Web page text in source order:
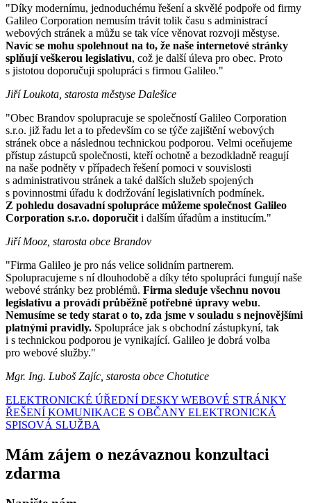
"Díky modernímu, jednoduchému řešení a skvělé podpoře od firmy
Galileo Corporation nemusím trávit tolik času s administrací
webových stránek a můžu se tak více věnovat rozvoji městyse.
Navíc se mohu spolehnout na to, že naše internetové stránky
splňují veškerou legislativu, což je další úleva pro obec. Proto
s jistotou doporučuji spolupráci s firmou Galileo."
Jiří Loukota, starosta městyse Dalešice
"Obec Brandov spolupracuje se společností Galileo Corporation
s.r.o. již řadu let a to především co se týče zajištění webových
stránek obce a následnou technickou podporou. Velmi oceňujeme
přístup zástupců společnosti, kteří ochotně a bezodkladně reagují
na naše podněty v případech řešení pomoci v souvislosti
s administrativou stránek a také dalších služeb spojených
s povinnostmi úřadu k dodržování legislativních podmínek.
Z pohledu dosavadní spolupráce můžeme společnost Galileo
Corporation s.r.o. doporučit i dalším úřadům a institucím."
Jiří Mooz, starosta obce Brandov
"Firma Galileo je pro nás velice solidním partnerem.
Spolupracujeme s ní dlouhodobě a díky této spolupráci fungují naše
webové stránky bez problémů. Firma sleduje všechnu novou
legislativu a provádí průběžně potřebné úpravy webu.
Nemusíme se tedy starat o to, zda jsme v souladu s nejnovějšími
platnými pravidly. Spolupráce jak s obchodní zástupkyní, tak
i s technickou podporou je vynikající. Galileo je dobrá volba
pro webové služby."
Mgr. Ing. Luboš Zajíc, starosta obce Chotutice
ELEKTRONICKÉ ÚŘEDNÍ DESKY WEBOVÉ STRÁNKY
ŘEŠENÍ KOMUNIKACE S OBČANY ELEKTRONICKÁ
SPISOVÁ SLUŽBA
Mám zájem o nezávaznou konzultaci
zdarma